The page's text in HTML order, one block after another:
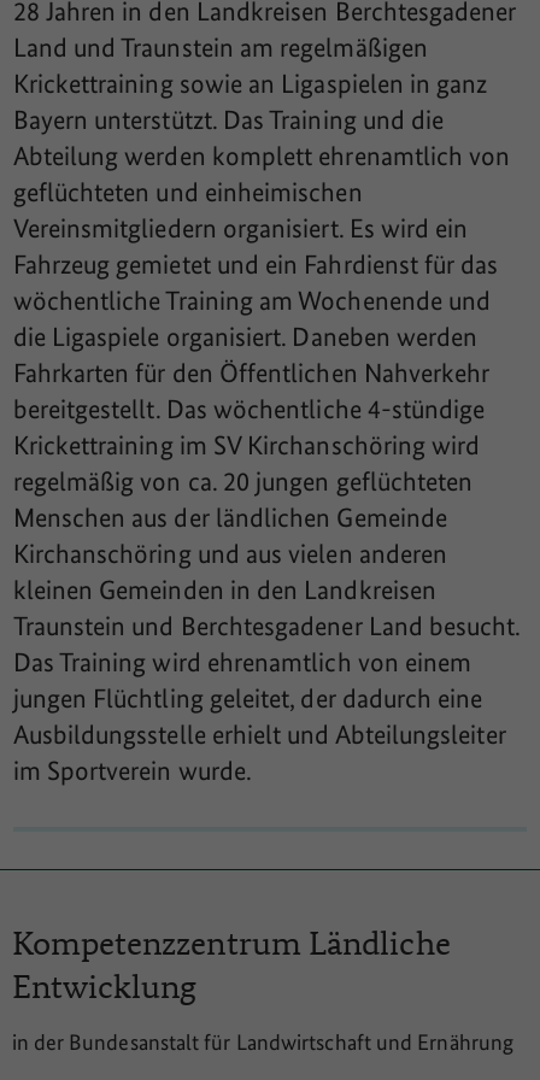
28 Jahren in den Landkreisen Berchtesgadener
Land und Traunstein am regelmäßigen
Krickettraining sowie an Ligaspielen in ganz
Bayern unterstützt. Das Training und die
Abteilung werden komplett ehrenamtlich von
geflüchteten und einheimischen
Vereinsmitgliedern organisiert. Es wird ein
Fahrzeug gemietet und ein Fahrdienst für das
wöchentliche Training am Wochenende und
die Ligaspiele organisiert. Daneben werden
Fahrkarten für den Öffentlichen Nahverkehr
bereitgestellt. Das wöchentliche 4-stündige
Krickettraining im SV Kirchanschöring wird
regelmäßig von ca. 20 jungen geflüchteten
Menschen aus der ländlichen Gemeinde
Kirchanschöring und aus vielen anderen
kleinen Gemeinden in den Landkreisen
Traunstein und Berchtesgadener Land besucht.
Das Training wird ehrenamtlich von einem
jungen Flüchtling geleitet, der dadurch eine
Ausbildungsstelle erhielt und Abteilungsleiter
im Sportverein wurde.
Kompetenzzentrum Ländliche
Entwicklung
in der Bundesanstalt für Landwirtschaft und Ernährung